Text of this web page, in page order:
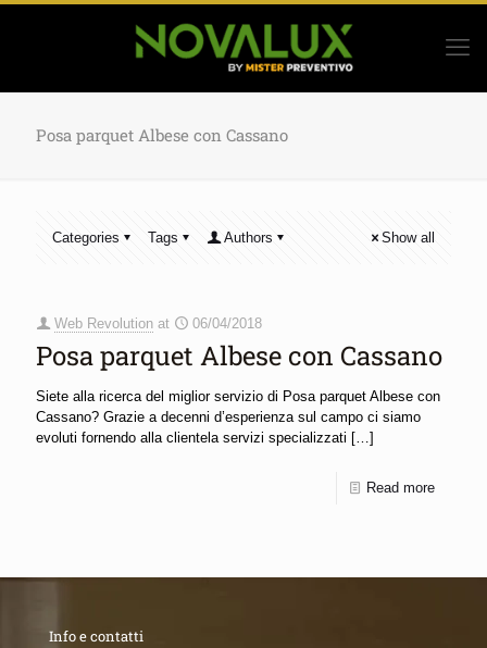
Posa parquet Albese con Cassano
Categories Tags Authors Show all
Web Revolution at 06/04/2018
Posa parquet Albese con Cassano
Siete alla ricerca del miglior servizio di Posa parquet Albese con
Cassano? Grazie a decenni d’esperienza sul campo ci siamo
evoluti fornendo alla clientela servizi specializzati […]
Read more
Info e contatti